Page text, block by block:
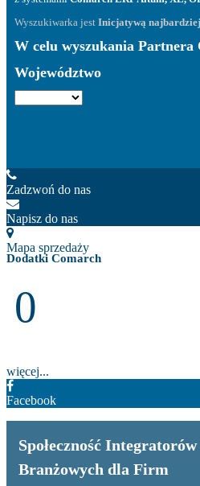
Wyszukiwarka jest Inicjatywą
W celu wyszukania Partnera
Województwo
Zadzwoń do nas
Napisz do nas
Mapa sprzedaży
Dodatki Comarch
0
więcej...
Facebook
Społeczność
Branżowych dla Firm